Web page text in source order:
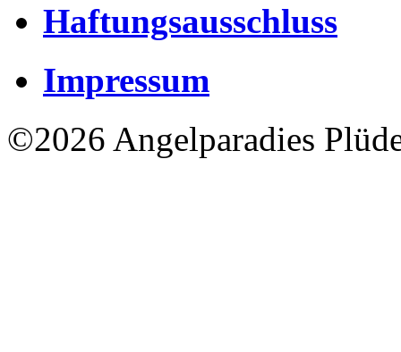
Haftungsausschluss
Impressum
©2026 Angelparadies